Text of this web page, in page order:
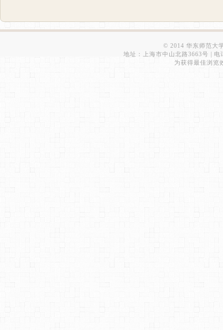
© 2014 华东师范大
地址：上海市中山北路3663号 | 电
为获得最佳浏览